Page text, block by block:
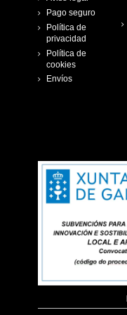
Pago seguro
Política de
privacidad
Política de
cookies
Envíos